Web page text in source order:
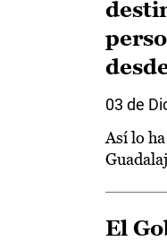
03 de
Así lo
El